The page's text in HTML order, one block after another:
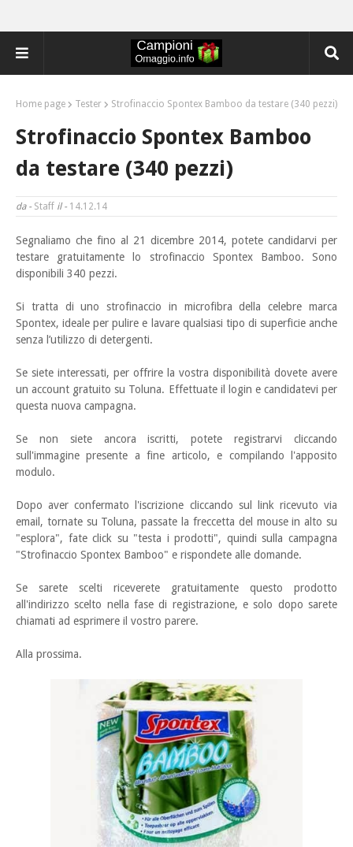
Home page Tester Strofinaccio Spontex Bamboo da testare (340 pezzi)
Strofinaccio Spontex Bamboo
da testare (340 pezzi)
da - Staff il - 14.12.14
Segnaliamo che fino al 21 dicembre 2014, potete candidarvi per
testare gratuitamente lo strofinaccio Spontex Bamboo. Sono
disponibili 340 pezzi.
Si tratta di uno strofinaccio in microfibra della celebre marca
Spontex, ideale per pulire e lavare qualsiasi tipo di superficie anche
senza l’utilizzo di detergenti.
Se siete interessati, per offrire la vostra disponibilità dovete avere
un account gratuito su Toluna. Effettuate il login e candidatevi per
questa nuova campagna.
Se non siete ancora iscritti, potete registrarvi cliccando
sull'immagine presente a fine articolo, e compilando l'apposito
modulo.
Dopo aver confermato l'iscrizione cliccando sul link ricevuto via
email, tornate su Toluna, passate la freccetta del mouse in alto su
"esplora", fate click su "testa i prodotti", quindi sulla campagna
"Strofinaccio Spontex Bamboo" e rispondete alle domande.
Se sarete scelti riceverete gratuitamente questo prodotto
all'indirizzo scelto nella fase di registrazione, e solo dopo sarete
chiamati ad esprimere il vostro parere.
Alla prossima.